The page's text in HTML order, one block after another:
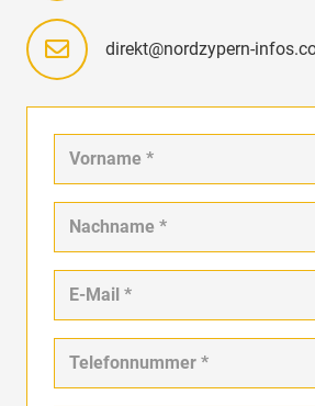
direkt@nordzypern-